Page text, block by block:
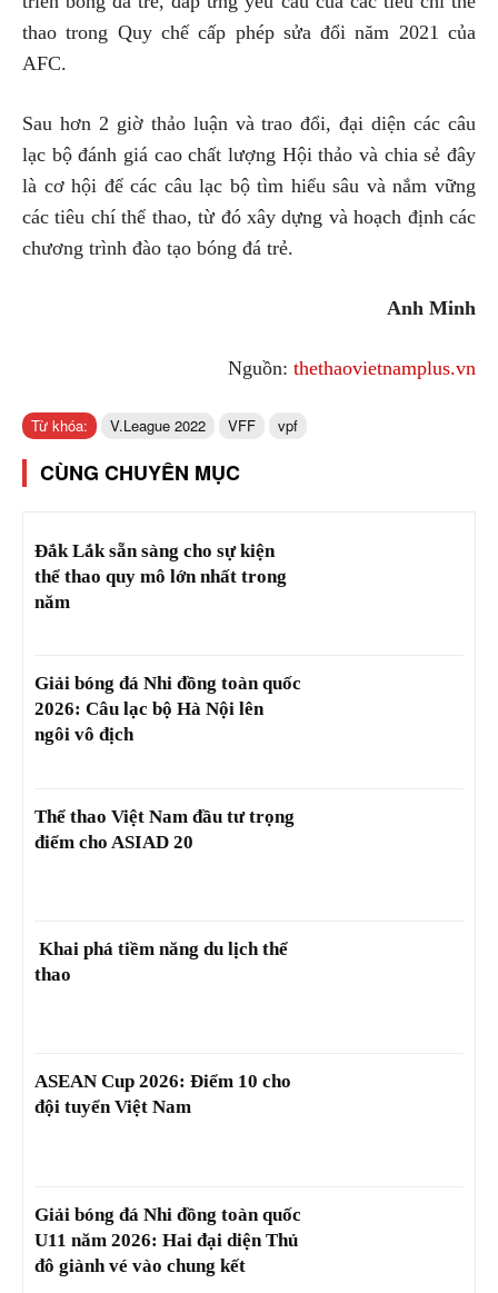
thao trong Quy chế cấp phép sửa đổi năm 2021 của
AFC.
Sau hơn 2 giờ thảo luận và trao đổi, đại diện các câu
lạc bộ đánh giá cao chất lượng Hội thảo và chia sẻ đây
là cơ hội để các câu lạc bộ tìm hiểu sâu và nắm vững
các tiêu chí thể thao, từ đó xây dựng và hoạch định các
chương trình đào tạo bóng đá trẻ.
Anh Minh
Nguồn: thethaovietnamplus.vn
Từ khóa: V.League 2022 VFF vpf
CÙNG CHUYÊN MỤC
Đắk Lắk sẵn sàng cho sự kiện
thể thao quy mô lớn nhất trong
năm
Giải bóng đá Nhi đồng toàn quốc
2026: Câu lạc bộ Hà Nội lên
ngôi vô địch
Thể thao Việt Nam đầu tư trọng
điểm cho ASIAD 20
Khai phá tiềm năng du lịch thể
thao
ASEAN Cup 2026: Điểm 10 cho
đội tuyển Việt Nam
Giải bóng đá Nhi đồng toàn quốc
U11 năm 2026: Hai đại diện Thủ
đô giành vé vào chung kết